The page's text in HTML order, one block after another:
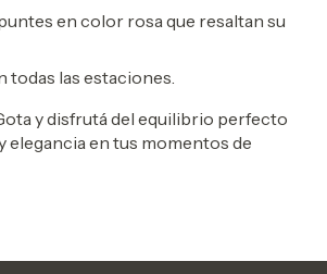
en color rosa que resaltan su
todas las estaciones.
y disfrutá del equilibrio perfecto
elegancia en tus momentos de